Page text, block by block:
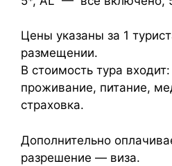
Цены указаны за 1
размещении.
В стоимость тура
проживание, питание,
страховка.
Дополнительно
разрешение — виза.